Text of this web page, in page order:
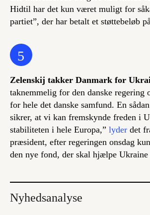
Hidtil har det kun været muligt for
partiet”, der har betalt et støttebeløb
5
Zelenskij takker Danmark for
taknemmelig for den danske regering
for hele det danske samfund. En
sikrer, at vi kan fremskynde freden i
stabiliteten i hele Europa,” lyder det
præsident, efter regeringen onsdag
den nye fond, der skal hjælpe
Nyhedsanalyse